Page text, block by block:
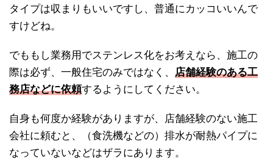
タイプは収まりもいいですし、普通にカッコいいんで
すけどね。
でももし業務用でステンレス化をお考えなら、施工の
際は必ず、一般住宅のみではなく、 店舗経験のある工
務店などに依頼するようにしてください。
自身も何度か経験がありますが、店舗経験のない施工
会社に頼むと、（食洗機などの）排水が耐熱パイプに
なっていないなどはザラにあります。